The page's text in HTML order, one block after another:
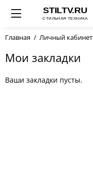
Главная Личный кабинет
Мои закладки
Ваши закладки пусты.